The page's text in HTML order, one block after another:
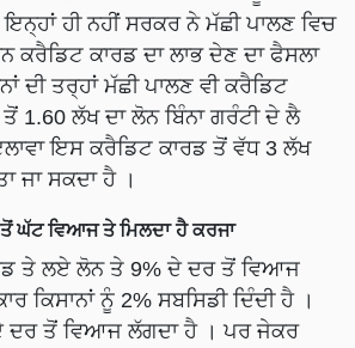
ਹੀ ਨਹੀਂ ਸਰਕਰ ਨੇ ਮੱਛੀ ਪਾਲਣ ਵਿਚ
ਕਰੈਡਿਟ ਕਾਰਡ ਦਾ ਲਾਭ ਦੇਣ ਦਾ ਫੈਸਲਾ
ਦੀ ਤਰ੍ਹਾਂ ਮੱਛੀ ਪਾਲਣ ਵੀ ਕਰੈਡਿਟ
1.60 ਲੱਖ ਦਾ ਲੋਨ ਬਿੰਨਾ ਗਰੰਟੀ ਦੇ ਲੈ
ਇਸ ਕਰੈਡਿਟ ਕਾਰਡ ਤੋਂ ਵੱਧ 3 ਲੱਖ
ਜਾ ਸਕਦਾ ਹੈ ।
ਘੱਟ ਵਿਆਜ ਤੇ ਮਿਲਦਾ ਹੈ ਕਰਜਾ
ਤੇ ਲਏ ਲੋਨ ਤੇ 9% ਦੇ ਦਰ ਤੋਂ ਵਿਆਜ
ਕਿਸਾਨਾਂ ਨੂੰ 2% ਸਬਸਿਡੀ ਦਿੰਦੀ ਹੈ ।
ਦਰ ਤੋਂ ਵਿਆਜ ਲੱਗਦਾ ਹੈ । ਪਰ ਜੇਕਰ